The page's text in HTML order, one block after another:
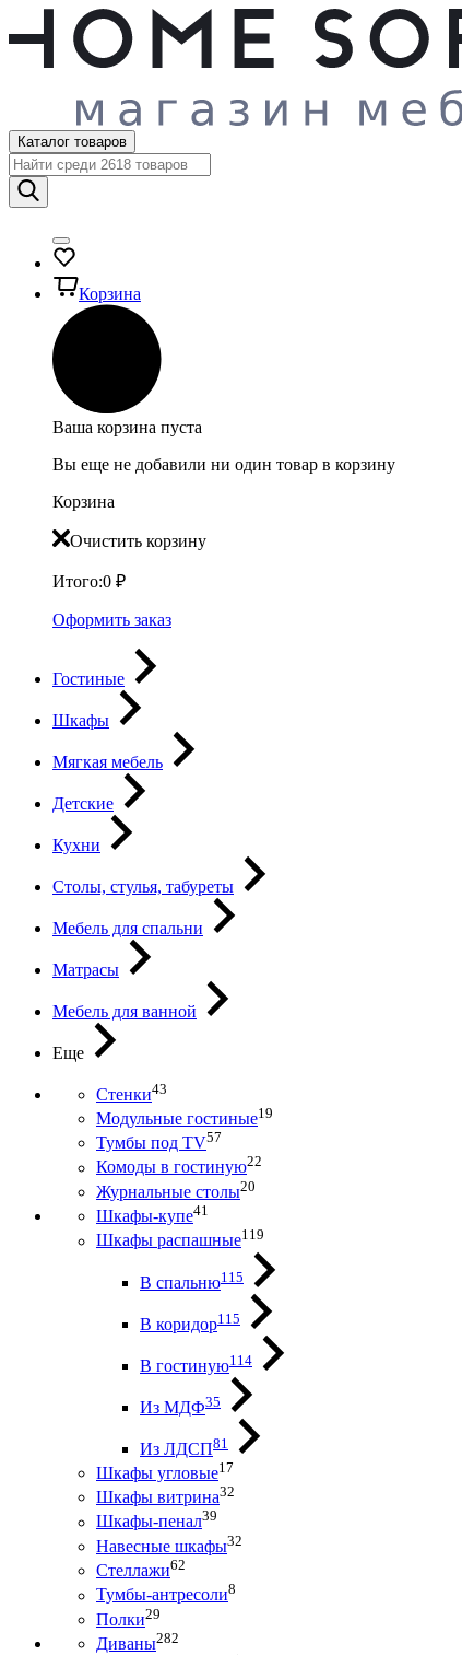
Каталог товаров
Корзина
Ваша корзина пуста
Вы еще не добавили ни один товар в корзину
Корзина
Очистить корзину
Итого:0 ₽
Оформить заказ
Гостиные
Шкафы
Мягкая мебель
Детские
Кухни
Столы, стулья, табуреты
Мебель для спальни
Матрасы
Мебель для ванной
Еще
Стенки43
Модульные гостиные19
Тумбы под ТV57
Комоды в гостиную22
Журнальные столы20
Шкафы-купе41
Шкафы распашные119
В спальню115
В коридор115
В гостиную114
Из МДФ35
Из ЛДСП81
Шкафы угловые17
Шкафы витрина32
Шкафы-пенал39
Навесные шкафы32
Стеллажи62
Тумбы-антресоли8
Полки29
Диваны282